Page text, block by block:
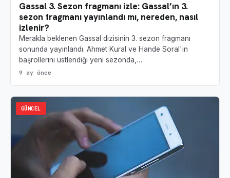
Gassal 3. Sezon fragmanı izle: Gassal’ın 3.
sezon fragmanı yayınlandı mı, nereden, nasıl
izlenir?
Merakla beklenen Gassal dizisinin 3. sezon fragmanı
sonunda yayınlandı. Ahmet Kural ve Hande Soral'ın
başrollerini üstlendiği yeni sezonda,…
9 ay önce
GÜNCEL